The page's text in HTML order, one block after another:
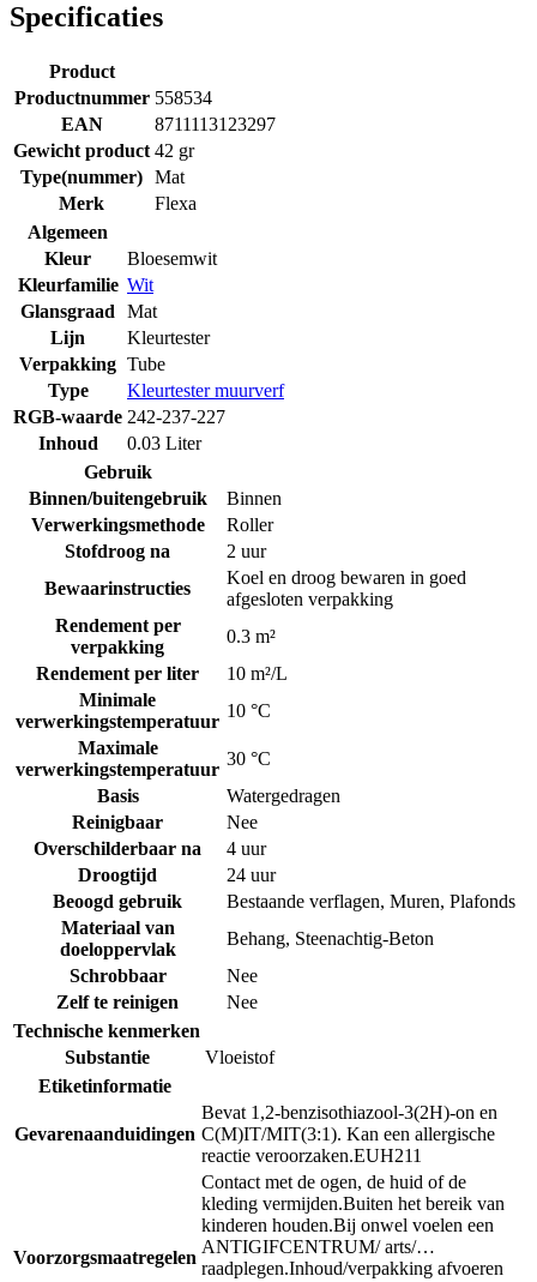
Specificaties
Product
Productnummer 558534
EAN
8711113123297
Gewicht product 42 gr
Type(nummer) Mat
Merk
Flexa
Algemeen
Kleur
Bloesemwit
Kleurfamilie Wit
Glansgraad
Mat
Lijn
Kleurtester
Verpakking Tube
Type
Kleurtester muurverf
RGB-waarde 242-237-227
Inhoud
0.03 Liter
Gebruik
Binnen/buitengebruik
Binnen
Verwerkingsmethode
Roller
Stofdroog na
2 uur
Bewaarinstructies
Koel en droog bewaren in goed
afgesloten verpakking
Rendement per
verpakking
0.3 m²
Rendement per liter
10 m²/L
Minimale
verwerkingstemperatuur
10 °C
Maximale
verwerkingstemperatuur
30 °C
Basis
Watergedragen
Reinigbaar
Nee
Overschilderbaar na
4 uur
Droogtijd
24 uur
Beoogd gebruik
Bestaande verflagen, Muren, Plafonds
Materiaal van
doeloppervlak
Behang, Steenachtig-Beton
Schrobbaar
Nee
Zelf te reinigen
Nee
Technische kenmerken
Substantie
Vloeistof
Etiketinformatie
Gevarenaanduidingen
Bevat 1,2-benzisothiazool-3(2H)-on en
C(M)IT/MIT(3:1). Kan een allergische
reactie veroorzaken.EUH211
Voorzorgsmaatregelen
Contact met de ogen, de huid of de
kleding vermijden.Buiten het bereik van
kinderen houden.Bij onwel voelen een
ANTIGIFCENTRUM/ arts/…
raadplegen.Inhoud/verpakking afvoeren